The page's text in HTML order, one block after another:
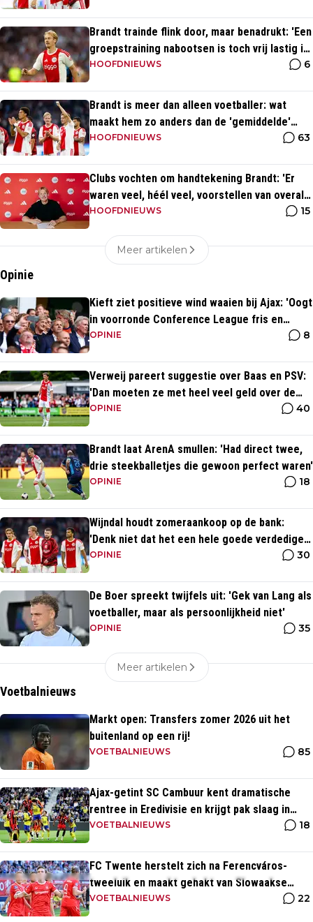
Brandt trainde flink door, maar benadrukt: 'Een
groepstraining nabootsen is toch vrij lastig in
je eentje'
HOOFDNIEUWS 6
Brandt is meer dan alleen voetballer: wat
maakt hem zo anders dan de 'gemiddelde'
voetballer?
HOOFDNIEUWS 63
Clubs vochten om handtekening Brandt: 'Er
waren veel, héél veel, voorstellen van overal
ter wereld'
HOOFDNIEUWS 15
Meer artikelen
Opinie
Kieft ziet positieve wind waaien bij Ajax: 'Oogt
in voorronde Conference League fris en
energiek'
OPINIE 8
Verweij pareert suggestie over Baas en PSV:
'Dan moeten ze met heel veel geld over de
brug komen'
OPINIE 40
Brandt laat ArenA smullen: 'Had direct twee,
drie steekballetjes die gewoon perfect waren'
OPINIE 18
Wijndal houdt zomeraankoop op de bank:
'Denk niet dat het een hele goede verdediger
is'
OPINIE 30
De Boer spreekt twijfels uit: 'Gek van Lang als
voetballer, maar als persoonlijkheid niet'
OPINIE 35
Meer artikelen
Voetbalnieuws
Markt open: Transfers zomer 2026 uit het
buitenland op een rij!
VOETBALNIEUWS 85
Ajax-getint SC Cambuur kent dramatische
rentree in Eredivisie en krijgt pak slaag in
eigen huis
VOETBALNIEUWS 18
FC Twente herstelt zich na Ferencváros-
tweeluik en maakt gehakt van Slowaakse
opponent
VOETBALNIEUWS 22